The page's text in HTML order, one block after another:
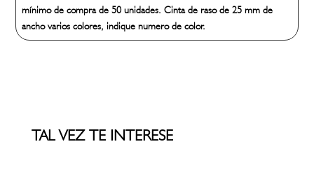
mínimo de compra de 50 unidades. Cinta de raso de 25 mm de
ancho varios colores, indique numero de color.
TAL VEZ TE INTERESE